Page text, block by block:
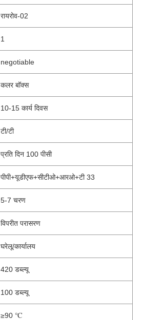
रायरोव-02
1
negotiable
कलर बॉक्स
10-15 कार्य दिवस
टी/टी
प्रति दिन 100 पीसी
पीपी+यूडीएफ+सीटीओ+आरओ+टी 33
5-7 चरण
विपरीत परासरण
घरेलू/कार्यालय
420 डब्ल्यू
100 डब्ल्यू
≥90 ℃